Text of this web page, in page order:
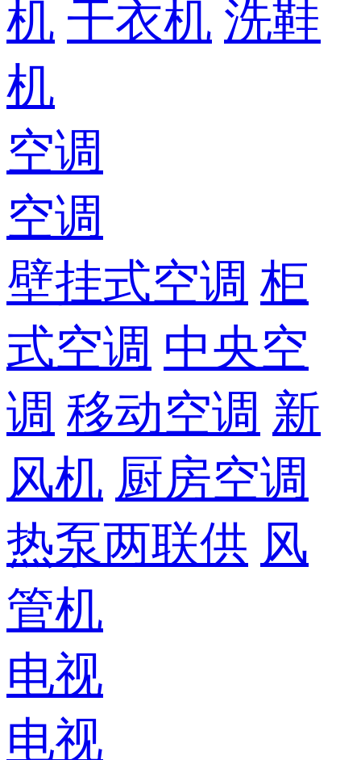
机 干衣机 洗鞋
机
空调
空调
壁挂式空调 柜
式空调 中央空
调 移动空调 新
风机 厨房空调
热泵两联供 风
管机
电视
电视